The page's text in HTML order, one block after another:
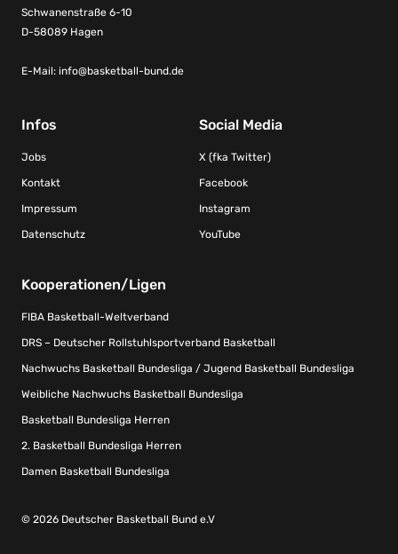
Schwanenstraße 6-10
D-58089 Hagen
E-Mail: info@basketball-bund.de
Infos
Jobs
Kontakt
Impressum
Datenschutz
Social Media
X (fka Twitter)
Facebook
Instagram
YouTube
Kooperationen/Ligen
FIBA Basketball-Weltverband
DRS – Deutscher Rollstuhlsportverband Basketball
Nachwuchs Basketball Bundesliga / Jugend Basketball Bundesliga
Weibliche Nachwuchs Basketball Bundesliga
Basketball Bundesliga Herren
2. Basketball Bundesliga Herren
Damen Basketball Bundesliga
© 2026 Deutscher Basketball Bund e.V